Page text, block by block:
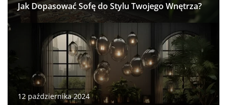
Jak Dopasować Sofę do Stylu Twojego Wnętrza?
12 października 2024